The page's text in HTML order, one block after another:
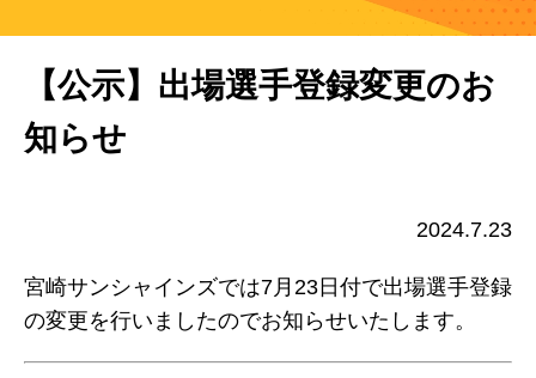
【公示】出場選手登録変更のお
知らせ
2024.7.23
宮崎サンシャインズでは7月23日付で出場選手登録
の変更を行いましたのでお知らせいたします。